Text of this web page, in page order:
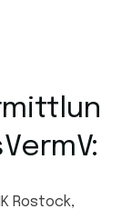
Rostock,